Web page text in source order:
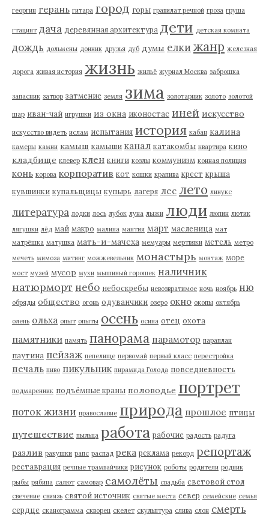
георгин герань гитара город горы гравилат речной гроза груша
гтацинт дача деревянная архитектура дети детская комната
дождь дольмены донник друзья дуб думы елки жанр железная
дорога живая история жизнь жильё журнал Москва заброшка
запасник затвор затмение земля зима золотарник золото золотой
шар иван-чай игрушки из окна иконостас иней искусство
искусство видеть ислам испытания история кабан калина
камеры камни камыш камыши канал катакомбы квартира кино
кладбище клевер клен книги козлы коммунизм конная полиция
конь корова корпоратив кот кошки крапива крест крыша
кувшинки купальщицы купырь лагеря лес лето линукс
литература лодки лось лубок луна лыжи люди люпин лютик
лягушки лёд май макро малина мантия март масленица мат
матрёшка матушка мать-и-мачеха мемуары мертвяки метель метро
мечеть мимоза митинг можжевельник монастырь монтаж море
мост музей мусор мухи мышиный горошек наличник
натюрморт небо небоскребы невозвратимое ночь ноябрь ню
обряды общество огонь одуванчики озеро окно окопы октябрь
олень ольха опыт опыты осень осина отец охота
памятники память панорама парамотор параплан
паутина пейзаж пепелище первомай первый класс перестройка
печаль пиво пикульник пирамида Голода повседневность
подмаренник подъёмные краны половодье портрет
поток жизни православие природа прошлое птицы
путешествие пыльца работа рабочие радость радуга
разлив ракушки рапс распад река реклама рекорд репортаж
реставрация речные трамвайчики рисунок роботы родители родник
рыбы рябина салют самовар самолёты свадьба световой стол
свечение свиязь святой источник святые места север семейские семья
сердце сканограмма скворец скелет скульптура слива слон смерть